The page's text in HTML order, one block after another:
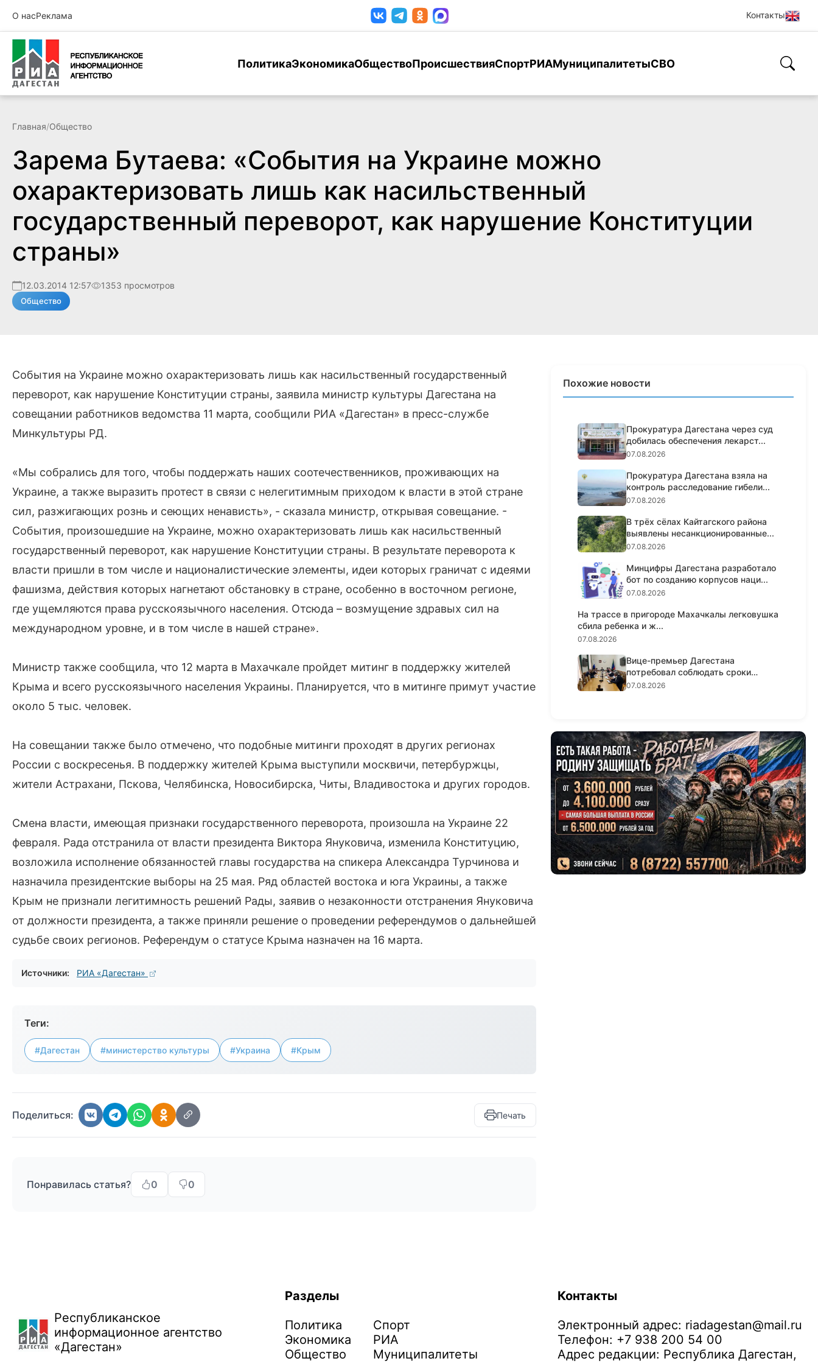
О насРеклама Контакты
ПолитикаЭкономикаОбществоПроисшествияСпортРИАМуниципалитетыСВО
Главная/Общество
Зарема Бутаева: «События на Украине можно
охарактеризовать лишь как насильственный
государственный переворот, как нарушение Конституции
страны»
12.03.2014 12:57 1353 просмотров
Общество
События на Украине можно охарактеризовать лишь как насильственный государственный
переворот, как нарушение Конституции страны, заявила министр культуры Дагестана на
совещании работников ведомства 11 марта, сообщили РИА «Дагестан» в пресс-службе
Минкультуры РД.
«Мы собрались для того, чтобы поддержать наших соотечественников, проживающих на
Украине, а также выразить протест в связи с нелегитимным приходом к власти в этой стране
сил, разжигающих рознь и сеющих ненависть», - сказала министр, открывая совещание. -
События, произошедшие на Украине, можно охарактеризовать лишь как насильственный
государственный переворот, как нарушение Конституции страны. В результате переворота к
власти пришли в том числе и националистические элементы, идеи которых граничат с идеями
фашизма, действия которых нагнетают обстановку в стране, особенно в восточном регионе,
где ущемляются права русскоязычного населения. Отсюда – возмущение здравых сил на
международном уровне, и в том числе в нашей стране».
Министр также сообщила, что 12 марта в Махачкале пройдет митинг в поддержку жителей
Крыма и всего русскоязычного населения Украины. Планируется, что в митинге примут участие
около 5 тыс. человек.
На совещании также было отмечено, что подобные митинги проходят в других регионах
России с воскресенья. В поддержку жителей Крыма выступили москвичи, петербуржцы,
жители Астрахани, Пскова, Челябинска, Новосибирска, Читы, Владивостока и других городов.
Смена власти, имеющая признаки государственного переворота, произошла на Украине 22
февраля. Рада отстранила от власти президента Виктора Януковича, изменила Конституцию,
возложила исполнение обязанностей главы государства на спикера Александра Турчинова и
назначила президентские выборы на 25 мая. Ряд областей востока и юга Украины, а также
Крым не признали легитимность решений Рады, заявив о незаконности отстранения Януковича
от должности президента, а также приняли решение о проведении референдумов о дальнейшей
судьбе своих регионов. Референдум о статусе Крыма назначен на 16 марта.
Источники: РИА «Дагестан»
Теги:
#Дагестан #министерство культуры #Украина #Крым
Поделиться: Печать
Понравилась статья? 0 0
Похожие новости
Прокуратура Дагестана через суд
добилась обеспечения лекарст...
07.08.2026
Прокуратура Дагестана взяла на
контроль расследование гибели...
07.08.2026
В трёх сёлах Кайтагского района
выявлены несанкционированные...
07.08.2026
Минцифры Дагестана разработало
бот по созданию корпусов наци...
07.08.2026
На трассе в пригороде Махачкалы легковушка
сбила ребенка и ж...
07.08.2026
Вице-премьер Дагестана
потребовал соблюдать сроки
реализации...
07.08.2026
Республиканское
информационное агентство
«Дагестан»
Разделы
Политика
Экономика
Общество
Спорт
РИА
Муниципалитеты
Контакты
Электронный адрес: riadagestan@mail.ru
Телефон: +7 938 200 54 00
Адрес редакции: Республика Дагестан,